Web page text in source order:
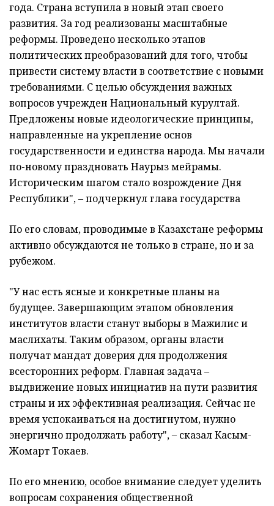
года. Страна вступила в новый этап своего
развития. За год реализованы масштабные
реформы. Проведено несколько этапов
политических преобразований для того, чтобы
привести систему власти в соответствие с новыми
требованиями. С целью обсуждения важных
вопросов учрежден Национальный курултай.
Предложены новые идеологические принципы,
направленные на укрепление основ
государственности и единства народа. Мы начали
по-новому праздновать Наурыз мейрамы.
Историческим шагом стало возрождение Дня
Республики", – подчеркнул глава государства
По его словам, проводимые в Казахстане реформы
активно обсуждаются не только в стране, но и за
рубежом.
"У нас есть ясные и конкретные планы на
будущее. Завершающим этапом обновления
институтов власти станут выборы в Мажилис и
маслихаты. Таким образом, органы власти
получат мандат доверия для продолжения
всесторонних реформ. Главная задача –
выдвижение новых инициатив на пути развития
страны и их эффективная реализация. Сейчас не
время успокаиваться на достигнутом, нужно
энергично продолжать работу", – сказал Касым-
Жомарт Токаев.
По его мнению, особое внимание следует уделить
вопросам сохранения общественной